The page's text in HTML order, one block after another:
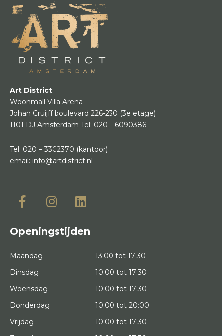
Art District
Woonmall Villa Arena
Johan Cruijff boulevard 226-230 (3e etage)
1101 DJ Amsterdam Tel: 020 – 6090386
Tel: 020 – 3302370 (kantoor)
email: info@artdistrict.nl
Openingstijden
Maandag
13:00 tot 17:30
Dinsdag
10:00 tot 17:30
Woensdag
10:00 tot 17:30
Donderdag
10:00 tot 20:00
Vrijdag
10:00 tot 17:30